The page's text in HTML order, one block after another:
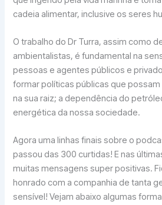
cadeia alimentar, inclusive os seres
O trabalho do Dr Turra, assim como
ambientalistas, é fundamental na
pessoas e agentes públicos e
formar políticas públicas que
na sua raiz; a dependência do
energética da nossa sociedade.
Agora uma linhas finais sobre o
passou das 300 curtidas! E nas
muitas mensagens super positivas.
honrado com a companhia de tanta
sensível! Vejam abaixo algumas